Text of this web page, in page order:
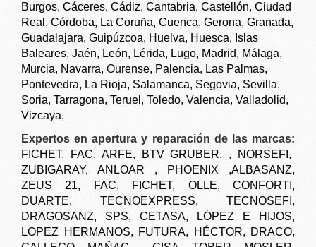
Burgos, Cáceres, Cádiz, Cantabria, Castellón, Ciudad
Real, Córdoba, La Coruña, Cuenca, Gerona, Granada,
Guadalajara, Guipúzcoa, Huelva, Huesca, Islas
Baleares, Jaén, León, Lérida, Lugo, Madrid, Málaga,
Murcia, Navarra, Ourense, Palencia, Las Palmas,
Pontevedra, La Rioja, Salamanca, Segovia, Sevilla,
Soria, Tarragona, Teruel, Toledo, Valencia, Valladolid,
Vizcaya,
Expertos en apertura y reparación de las marcas:
FICHET, FAC, ARFE, BTV GRUBER, , NORSEFI,
ZUBIGARAY, ANLOAR , PHOENIX ,ALBASANZ,
ZEUS 21, FAC, FICHET, OLLE, CONFORTI,
DUARTE, TECNOEXPRESS, TECNOSEFI,
DRAGOSANZ, SPS, CETASA, LÓPEZ E HIJOS,
LOPEZ HERMANOS, FUTURA, HÉCTOR, DRACO,